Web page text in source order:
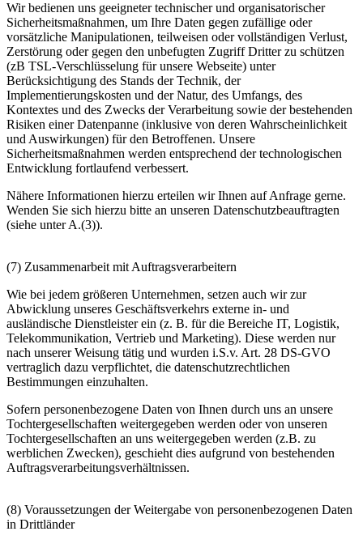
Wir bedienen uns geeigneter technischer und organisatorischer
Sicherheitsmaßnahmen, um Ihre Daten gegen zufällige oder
vorsätzliche Manipulationen, teilweisen oder vollständigen Verlust,
Zerstörung oder gegen den unbefugten Zugriff Dritter zu schützen
(zB TSL-Verschlüsselung für unsere Webseite) unter
Berücksichtigung des Stands der Technik, der
Implementierungskosten und der Natur, des Umfangs, des
Kontextes und des Zwecks der Verarbeitung sowie der bestehenden
Risiken einer Datenpanne (inklusive von deren Wahrscheinlichkeit
und Auswirkungen) für den Betroffenen. Unsere
Sicherheitsmaßnahmen werden entsprechend der technologischen
Entwicklung fortlaufend verbessert.
Nähere Informationen hierzu erteilen wir Ihnen auf Anfrage gerne.
Wenden Sie sich hierzu bitte an unseren Datenschutzbeauftragten
(siehe unter A.(3)).
(7) Zusammenarbeit mit Auftragsverarbeitern
Wie bei jedem größeren Unternehmen, setzen auch wir zur
Abwicklung unseres Geschäftsverkehrs externe in- und
ausländische Dienstleister ein (z. B. für die Bereiche IT, Logistik,
Telekommunikation, Vertrieb und Marketing). Diese werden nur
nach unserer Weisung tätig und wurden i.S.v. Art. 28 DS-GVO
vertraglich dazu verpflichtet, die datenschutzrechtlichen
Bestimmungen einzuhalten.
Sofern personenbezogene Daten von Ihnen durch uns an unsere
Tochtergesellschaften weitergegeben werden oder von unseren
Tochtergesellschaften an uns weitergegeben werden (z.B. zu
werblichen Zwecken), geschieht dies aufgrund von bestehenden
Auftragsverarbeitungsverhältnissen.
(8) Voraussetzungen der Weitergabe von personenbezogenen Daten
in Drittländer